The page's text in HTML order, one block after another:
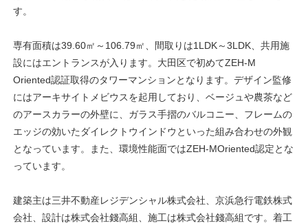
す。
専有面積は39.60㎡～106.79㎡、間取りは1LDK～3LDK、共用施
設にはエントランスが入ります。大田区で初めてZEH-M
Oriented認証取得のタワーマンションとなります。デザイン監修
にはアーキサイトメビウスを起用しており、ベージュや農茶など
のアースカラーの外壁に、ガラス手摺のバルコニー、フレームの
エッジの効いたダイレクトウインドウといった組み合わせの外観
となっています。また、環境性能面ではZEH-MOriented認定とな
っています。
建築主は三井不動産レジデンシャル株式会社、京浜急行電鉄株式
会社、設計は株式会社錢高組、施工は株式会社錢高組です。着工